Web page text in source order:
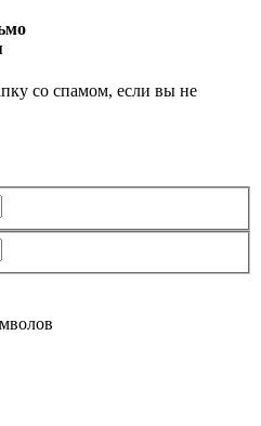
со спамом, если вы не